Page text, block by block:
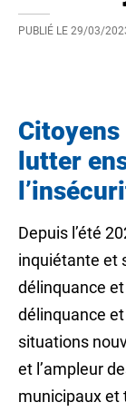
PUBLIÉ LE 29/03/
lutter
Depuis l’été
inquiétante et
délinquance
délinquance
situations
et l’ampleur
municipaux et